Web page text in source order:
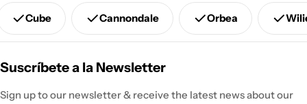
Cube Cannondale Orbea
Suscríbete a la Newsletter
Sign up to our newsletter & receive the latest news about our